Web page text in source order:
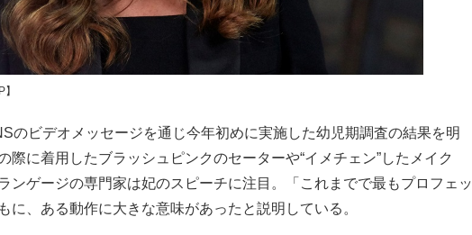
のビデオメッセージを通じ今年初めに実施した幼児期調査の結果を明
際に着用したブラッシュピンクのセーターや“イメチェン”したメイク
ンゲージの専門家は妃のスピーチに注目。「これまでで最もプロフェッ
に、ある動作に大きな意味があったと説明している。